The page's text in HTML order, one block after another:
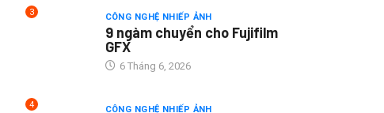
3 CÔNG NGHỆ NHIẾP ẢNH
9 ngàm chuyển cho Fujifilm
GFX
6 Tháng 6, 2026
4 CÔNG NGHỆ NHIẾP ẢNH